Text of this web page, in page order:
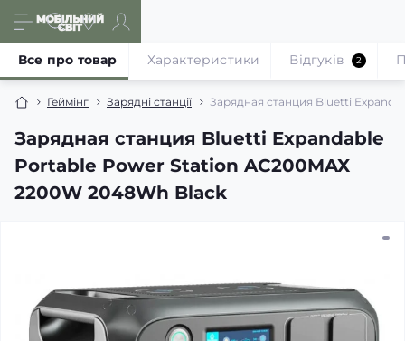
Геймінг Зарядні станції Зарядная станция Bluetti
Зарядная станция Bluetti Expandable
Portable Power Station AC200MAX
2200W 2048Wh Black
Все про товар Характеристики Відгуків 2